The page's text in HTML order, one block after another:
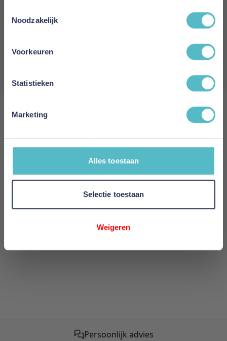
Noodzakelijk
Voorkeuren
Statistieken
Marketing
Alles toestaan
Selectie toestaan
Weigeren
Schrijf uw eigen review
Samenvatting
Review versturen
This form is protected by reCAPTCHA - theGoogle
Persoonlijk advies
E-mail